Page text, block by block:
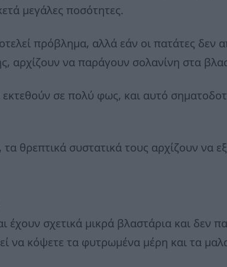
μεγάλες ποσότητες.
πρόβλημα, αλλά εάν οι πατάτες δεν
αρχίζουν να παράγουν σολανίνη στα
εκτεθούν σε πολύ φως, και αυτό
θρεπτικά συστατικά τους αρχίζουν να
έχουν σχετικά μικρά βλαστάρια και δεν
να κόψετε τα φυτρωμένα μέρη και τα